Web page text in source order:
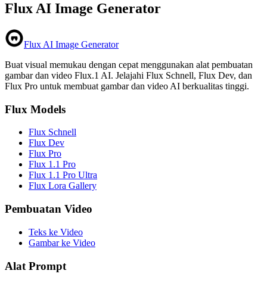
Flux AI Image Generator
Flux AI Image Generator
Buat visual memukau dengan cepat menggunakan alat pembuatan
gambar dan video Flux.1 AI. Jelajahi Flux Schnell, Flux Dev, dan
Flux Pro untuk membuat gambar dan video AI berkualitas tinggi.
Flux Models
Flux Schnell
Flux Dev
Flux Pro
Flux 1.1 Pro
Flux 1.1 Pro Ultra
Flux Lora Gallery
Pembuatan Video
Teks ke Video
Gambar ke Video
Alat Prompt